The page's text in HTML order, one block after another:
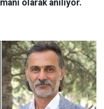
olarak anılıyor.